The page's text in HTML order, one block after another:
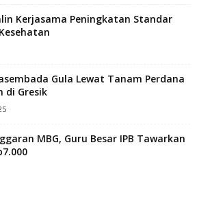
Kerjasama Peningkatan Standar
Gula Lewat Tanam Perdana
di Gresik
MBG, Guru Besar IPB Tawarkan